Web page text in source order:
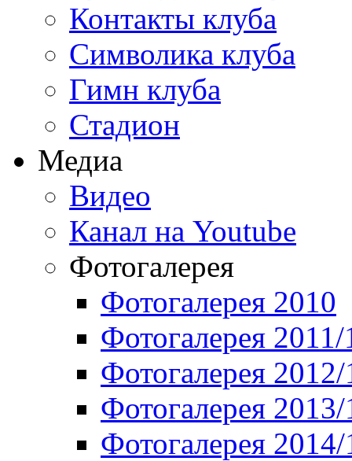
Контакты клуба
Символика клуба
Гимн клуба
Стадион
Медиа
Видео
Канал на Youtube
Фотогалерея
Фотогалерея 2010
Фотогалерея 2011/
Фотогалерея
Фотогалерея
Фотогалерея